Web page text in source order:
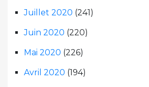
Juillet 2020 (241)
Juin 2020 (220)
Mai 2020 (226)
Avril 2020 (194)